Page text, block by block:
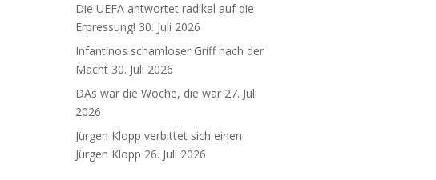
Die UEFA antwortet radikal auf die
Erpressung! 30. Juli 2026
Infantinos schamloser Griff nach der
Macht 30. Juli 2026
DAs war die Woche, die war 27. Juli
2026
Jürgen Klopp verbittet sich einen
Jürgen Klopp 26. Juli 2026